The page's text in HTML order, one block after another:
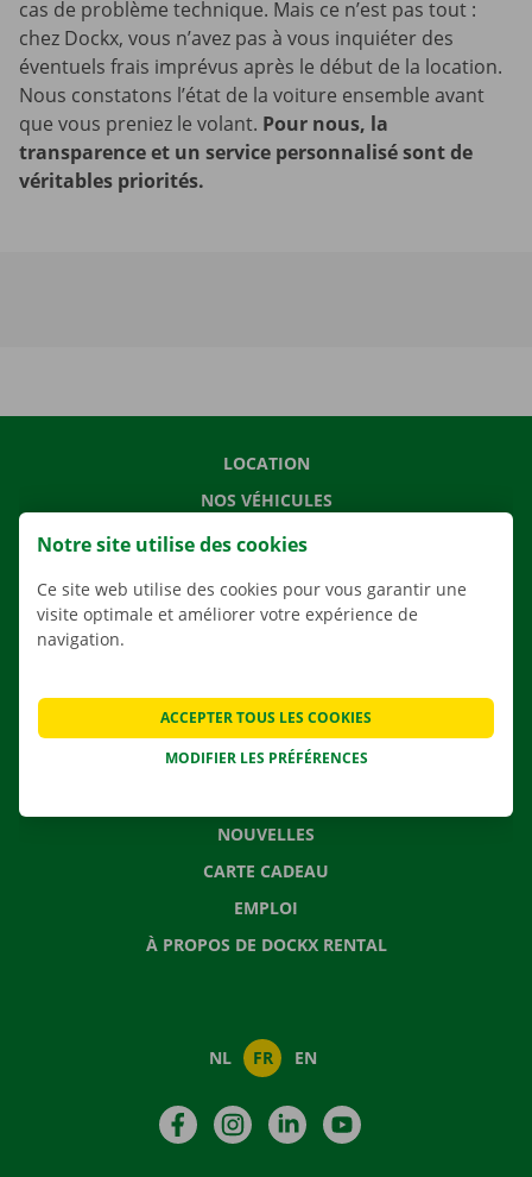
cas de problème technique. Mais ce n’est pas tout :
chez Dockx, vous n’avez pas à vous inquiéter des
éventuels frais imprévus après le début de la location.
Nous constatons l’état de la voiture ensemble avant
que vous preniez le volant. Pour nous, la
transparence et un service personnalisé sont de
véritables priorités.
LOCATION
NOS VÉHICULES
NOS SERVICES
APPLI
CONTACTEZ NOUS
NOUVELLES
CARTE CADEAU
EMPLOI
À PROPOS DE DOCKX RENTAL
NL FR EN
FacebookInstagramLinkedIn
Notre site utilise des cookies
Ce site web utilise des cookies pour vous garantir une
visite optimale et améliorer votre expérience de
navigation.
MODIFIER LES PRÉFÉRENCES
ACCEPTER TOUS LES COOKIES